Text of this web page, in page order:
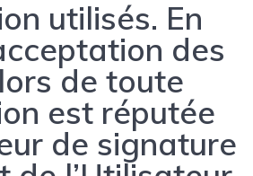
utilisés. En
des
de toute
est réputée
de signature